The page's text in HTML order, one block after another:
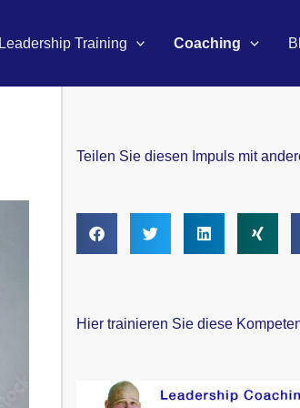
Leadership Training Coaching
Teilen Sie diesen Impuls mit
Hier trainieren Sie diese